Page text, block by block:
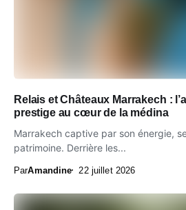
Relais et Châteaux Marrakech :
prestige au cœur de la médina
Marrakech captive par son énergie,
patrimoine. Derrière les...
ParAmandine 22 juillet 2026